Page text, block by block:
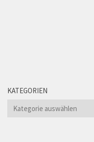
KATEGORIEN
Kategorien